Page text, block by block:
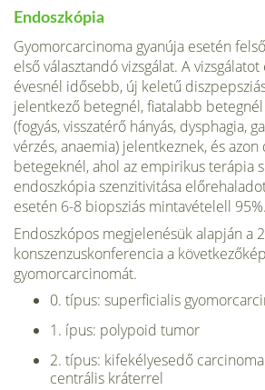
Endoszkópia
Gyomorcarcinoma gyanúja esetén
első választandó vizsgálat. A
évesnél idősebb, új keletű
jelentkező betegnél, fiatalabb
(fogyás, visszatérő hányás, dysphagia,
vérzés, anaemia) jelentkeznek, és
betegeknél, ahol az empirikus terápia
endoszkópia szenzitivitása
esetén 6-8 biopsziás mintavételell 95%.
Endoszkópos megjelenésük alapján a
konszenzuskonferencia a
gyomorcarcinomát.
0. típus: superficialis
1. ípus: polypoid tumor
2. típus: kifekélyesedő
centrális kráterrel